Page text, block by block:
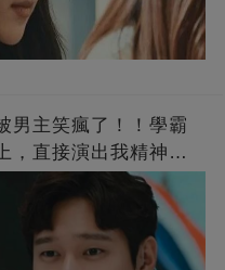
男主笑瘋了！！學霸
，直接演出我精神世